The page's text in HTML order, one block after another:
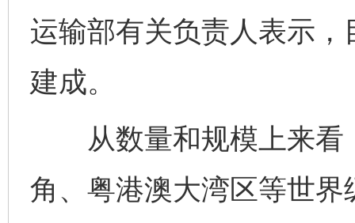
运输部有关负责人表示
建成。
从数量和规模上来看
角、粤港澳大湾区等世